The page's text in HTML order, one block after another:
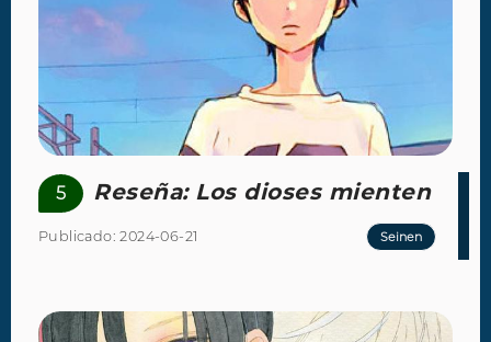
5 Reseña: Los dioses mienten
Publicado: 2024-06-21 Seinen